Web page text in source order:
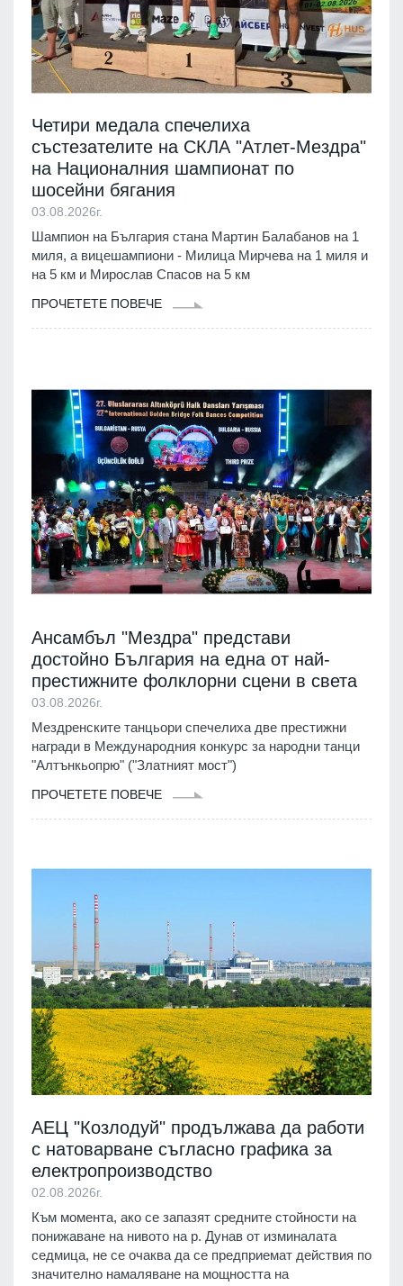
Четири медала спечелиха
състезателите на СКЛА "Атлет-Мездра"
на Националния шампионат по
шосейни бягания
03.08.2026г.
Шампион на България стана Мартин Балабанов на 1
миля, а вицешампиони - Милица Мирчева на 1 миля и
на 5 км и Мирослав Спасов на 5 км
ПРОЧЕТЕТЕ ПОВЕЧЕ
Ансамбъл "Мездра" представи
достойно България на една от най-
престижните фолклорни сцени в света
03.08.2026г.
Мездренските танцьори спечелиха две престижни
награди в Международния конкурс за народни танци
"Алтънкьопрю" ("Златният мост")
ПРОЧЕТЕТЕ ПОВЕЧЕ
АЕЦ "Козлодуй" продължава да работи
с натоварване съгласно графика за
електропроизводство
02.08.2026г.
Към момента, ако се запазят средните стойности на
понижаване на нивото на р. Дунав от изминалата
седмица, не се очаква да се предприемат действия по
значително намаляване на мощността на